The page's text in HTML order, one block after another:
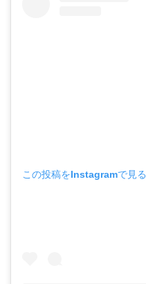
この投稿をInstagramで見る